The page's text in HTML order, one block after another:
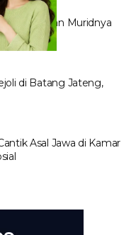
Inggris dan Muridnya
di Batang Jateng,
Asal Jawa di Kamar